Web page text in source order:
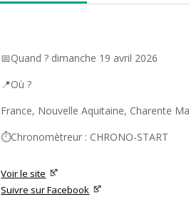
📅Quand ? dimanche 19 avril 2026
📍Où ?
France, Nouvelle Aquitaine, Charente
⏱️Chronomètreur : CHRONO-START
Voir le site
Suivre sur Facebook